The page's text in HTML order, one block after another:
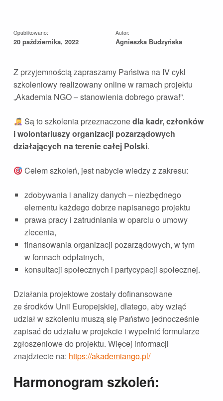
Opublikowano:
20 października, 2022
Autor:
Agnieszka Budzyńska
Z przyjemnością zapraszamy Państwa na IV cykl
szkoleniowy realizowany online w ramach projektu
„Akademia NGO – stanowienia dobrego prawa!”.
Są to szkolenia przeznaczonedla kadr, członków
i wolontariuszy organizacji pozarządowych
działających na terenie całej Polski.
Celem szkoleń, jest nabycie wiedzy z zakresu:
zdobywania i analizy danych – niezbędnego
elementu każdego dobrze napisanego projektu
prawa pracy i zatrudniania w oparciu o umowy
zlecenia,
finansowania organizacji pozarządowych, w tym
w formach odpłatnych,
konsultacji społecznych i partycypacji społecznej.
Działania projektowe zostały dofinansowane
ze środków Unii Europejskiej, dlatego, aby wziąć
udział w szkoleniu muszą się Państwo jednocześnie
zapisać do udziału w projekcie i wypełnić formularze
zgłoszeniowe do projektu. Więcej informacji
znajdziecie na: https://akademiango.pl/
Harmonogram szkoleń: